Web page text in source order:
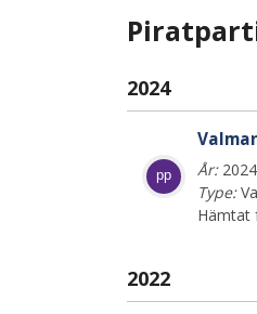
2024
pp År:2024
Type:
Hämtat
2022